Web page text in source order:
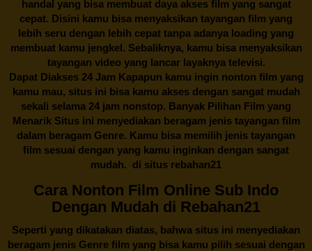
handal yang bisa membuat daya akses film yang sangat
cepat. Disini kamu bisa menyaksikan tayangan film yang
lebih seru dengan lebih cepat tanpa adanya loading yang
membuat kamu jengkel. Sebaliknya, kamu bisa menyaksikan
tayangan video yang lancar layaknya televisi.
Dapat Diakses 24 Jam Kapapun kamu ingin nonton film yang
kamu mau, situs ini bisa kamu akses dengan sangat mudah
sekali selama 24 jam nonstop. Banyak Pilihan Film yang
Menarik Situs ini menyediakan beragam jenis tayangan film
dalam beragam Genre. Kamu bisa memilih jenis tayangan
film sesuai dengan yang kamu inginkan dengan sangat
mudah. di situs rebahan21
Cara Nonton Film Online Sub Indo
Dengan Mudah di Rebahan21
Seperti yang dikatakan diatas, bahwa situs ini menyediakan
beragam jenis Genre film yang bisa kamu pilih sesuai dengan